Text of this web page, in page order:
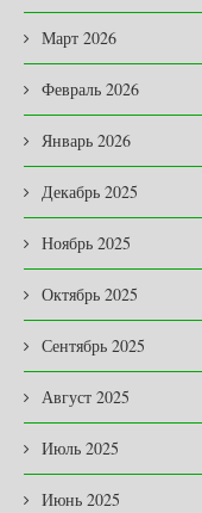
Март 2026
Февраль 2026
Январь 2026
Декабрь 2025
Ноябрь 2025
Октябрь 2025
Сентябрь 2025
Август 2025
Июль 2025
Июнь 2025